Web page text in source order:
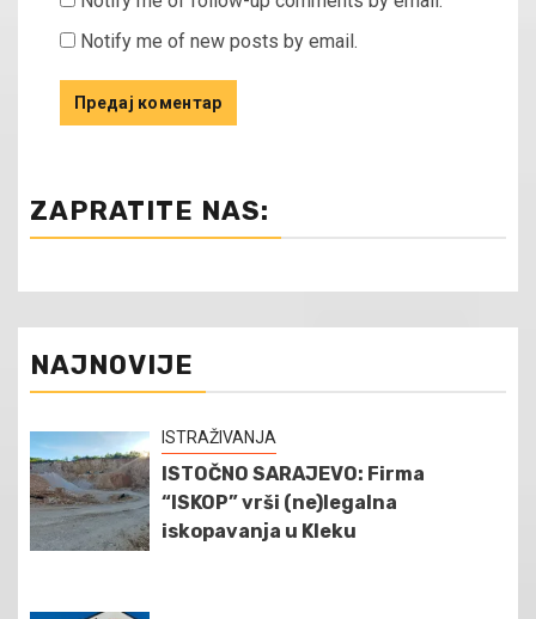
Notify me of new posts by email.
ZAPRATITE NAS:
NAJNOVIJE
ISTRAŽIVANJA
ISTOČNO SARAJEVO: Firma
“ISKOP” vrši (ne)legalna
iskopavanja u Kleku